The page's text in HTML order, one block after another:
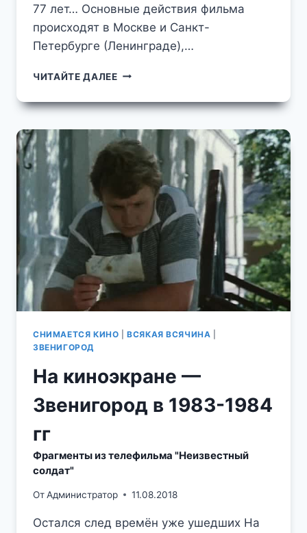
77 лет… Основные действия фильма
происходят в Москве и Санкт-
Петербурге (Ленинграде),…
ЧИТАЙТЕ ДАЛЕЕНЕВЕРОЯТНЫЕ
ИТАЛЬЯНЦЕВ
ЗВЕНИГОРОДЕ
СЪЁМКИ
КУЛЬТОВОЙ
КИНОЛЕНТЫ
ОКРЕСТНОСТЯХ
ЗВЕНИГОРОДА
СНИМАЕТСЯ КИНО |ВСЯКАЯ ВСЯЧИНА
ЗВЕНИГОРОД
На киноэкране —
Звенигород в 1983-1984
гг
Фрагменты из телефильма "Неизвестный
солдат"
ОтАдминистратор 11.08.2018
Остался след времён уже ушедших На